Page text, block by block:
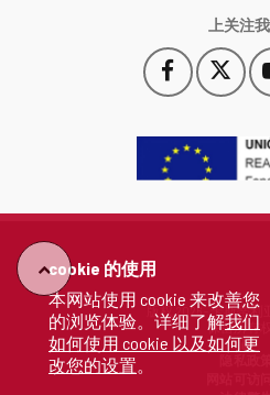
cookie 的使用
本网站使用 cookie 来改善您
的浏览体验。详细了解我们
如何使用 cookie 以及如何更
改您的设置。
上关注
Facebook
此
链
会
打
一
口。
此
链
一
口。
"回
去"
版权 2026 - 卡斯蒂
保留所有权